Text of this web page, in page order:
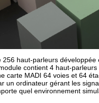
256 haut-parleurs
contient 4 haut-
carte MADI 64 voies et 64
un ordinateur gérant les
quel environnement